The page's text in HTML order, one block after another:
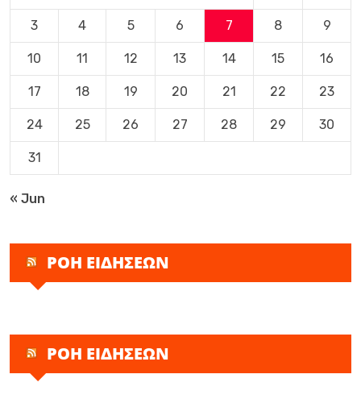
3 4 5 6 7 8 9
10 11 12 13 14 15 16
17 18 19 20 21 22 23
24 25 26 27 28 29 30
31
« Jun
ΡΟΗ ΕΙΔΗΣΕΩΝ
ΡΟΗ ΕΙΔΗΣΕΩΝ